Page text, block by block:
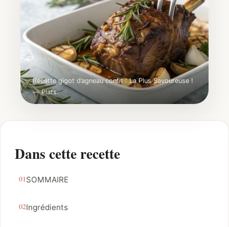
Recette gigot d’agneau confit : La Plus Savoureuse !
— Plats.
Dans cette recette
SOMMAIRE
Ingrédients